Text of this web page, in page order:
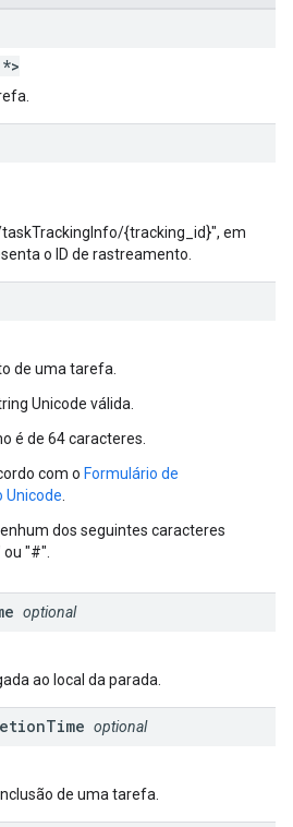
{tracking_id}", em
o ID de rastreamento.
de uma tarefa.
Unicode válida.
é de 64 caracteres.
com o Formulário de
Unicode
dos seguintes caracteres
ou "#".
optional
ao local da parada.
Time optional
de uma tarefa.